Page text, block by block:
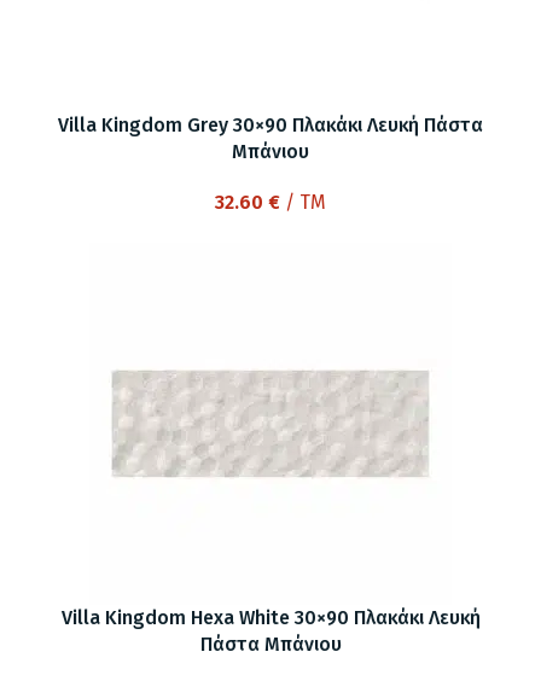
Villa Kingdom Grey 30×90 Πλακάκι Λευκή Πάστα
Μπάνιου
32.60 € / TM
Villa Kingdom Hexa White 30×90 Πλακάκι Λευκή
Πάστα Μπάνιου